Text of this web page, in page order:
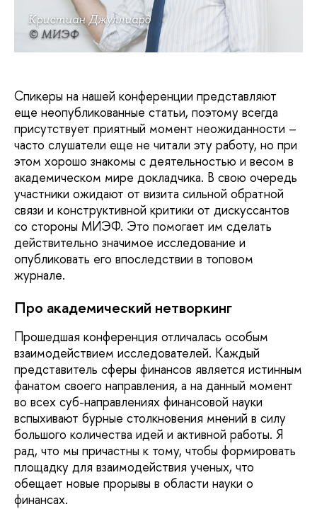
Кристиан Джуллиард
© МИЭФ
Спикеры на нашей конференции представляют
еще неопубликованные статьи, поэтому всегда
присутствует приятный момент неожиданности –
часто слушатели еще не читали эту работу, но при
этом хорошо знакомы с деятельностью и весом в
академическом мире докладчика. В свою очередь
участники ожидают от визита сильной обратной
связи и конструктивной критики от дискуссантов
со стороны МИЭФ. Это помогает им сделать
действительно значимое исследование и
опубликовать его впоследствии в топовом
журнале.
Про академический нетворкинг
Прошедшая конференция отличалась особым
взаимодействием исследователей. Каждый
представитель сферы финансов является истинным
фанатом своего направления, а на данный момент
во всех суб-направлениях финансовой науки
вспыхивают бурные столкновения мнений в силу
большого количества идей и активной работы. Я
рад, что мы причастны к тому, чтобы формировать
площадку для взаимодействия ученых, что
обещает новые прорывы в области науки о
финансах.